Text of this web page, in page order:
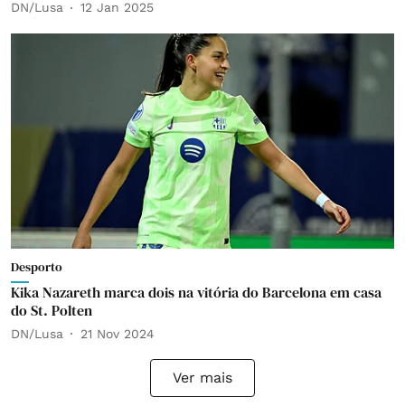
DN/Lusa 12 Jan 2025
Desporto
Kika Nazareth marca dois na vitória do Barcelona em casa
do St. Polten
DN/Lusa 21 Nov 2024
Ver mais